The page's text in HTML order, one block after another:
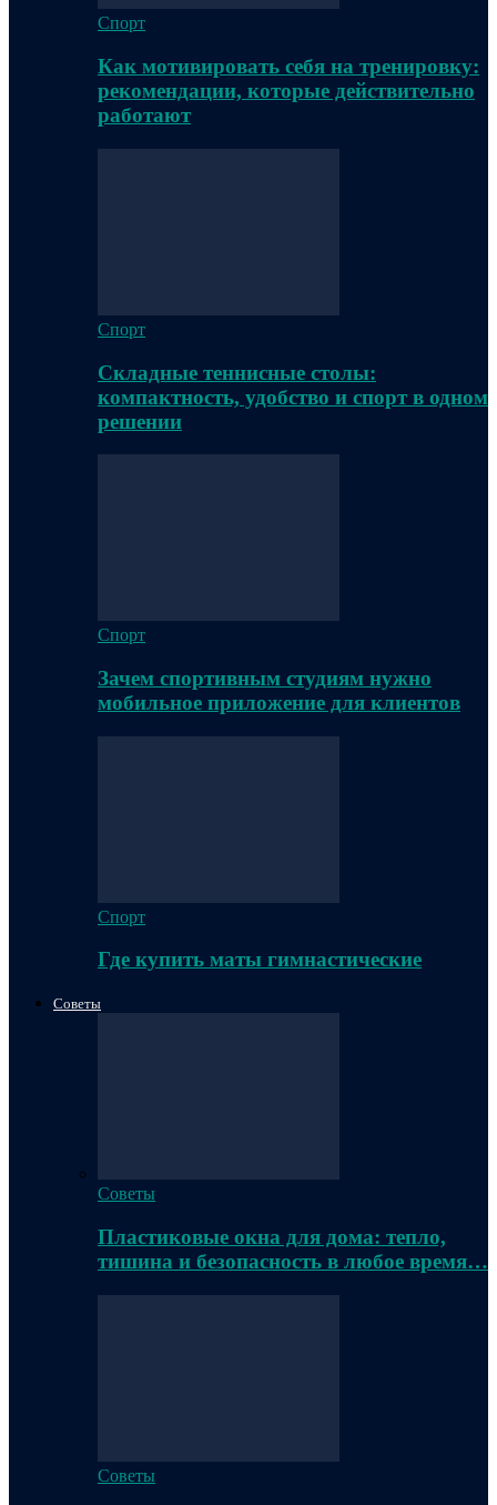
Спорт
Как мотивировать себя на тренировку:
рекомендации, которые действительно
работают
Спорт
Складные теннисные столы:
компактность, удобство и спорт в одном
решении
Спорт
Зачем спортивным студиям нужно
мобильное приложение для клиентов
Спорт
Где купить маты гимнастические
Советы
Советы
Пластиковые окна для дома: тепло,
тишина и безопасность в любое время…
Советы